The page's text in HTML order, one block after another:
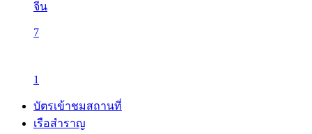
จีน
7
1
บัตรเข้าชมสถานที่
เรือสำราญ